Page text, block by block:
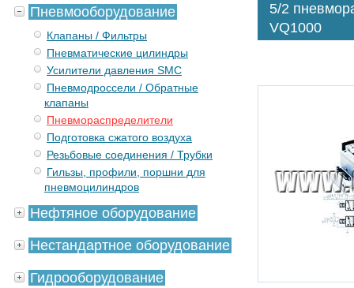
5/2
VQ1000
Пневмооборудование
Клапаны / Фильтры
Пневматические цилиндры
Усилители давления SMC
Пневмодроссели / Обратные
клапаны
Пневмораспределители
Подготовка сжатого воздуха
Резьбовые соединения / Трубки
Гильзы, профили, поршни для
пневмоцилиндров
Нефтяное оборудование
Нестандартное оборудование
Гидрооборудование